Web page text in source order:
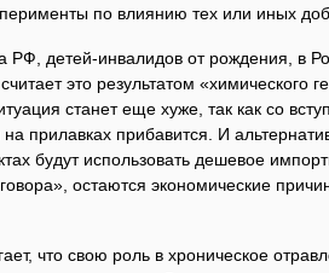
по влиянию тех или иных
детей-инвалидов от рождения, в
это результатом «химического
станет еще хуже, так как со
прилавках прибавится. И
будут использовать дешевое
остаются экономические
что свою роль в хроническое